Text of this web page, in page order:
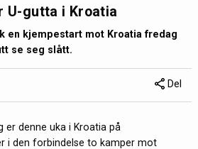
U-gutta i Kroatia
en kjempestart mot Kroatia fredag
se seg slått.
Del
er denne uka i Kroatia på
i den forbindelse to kamper mot